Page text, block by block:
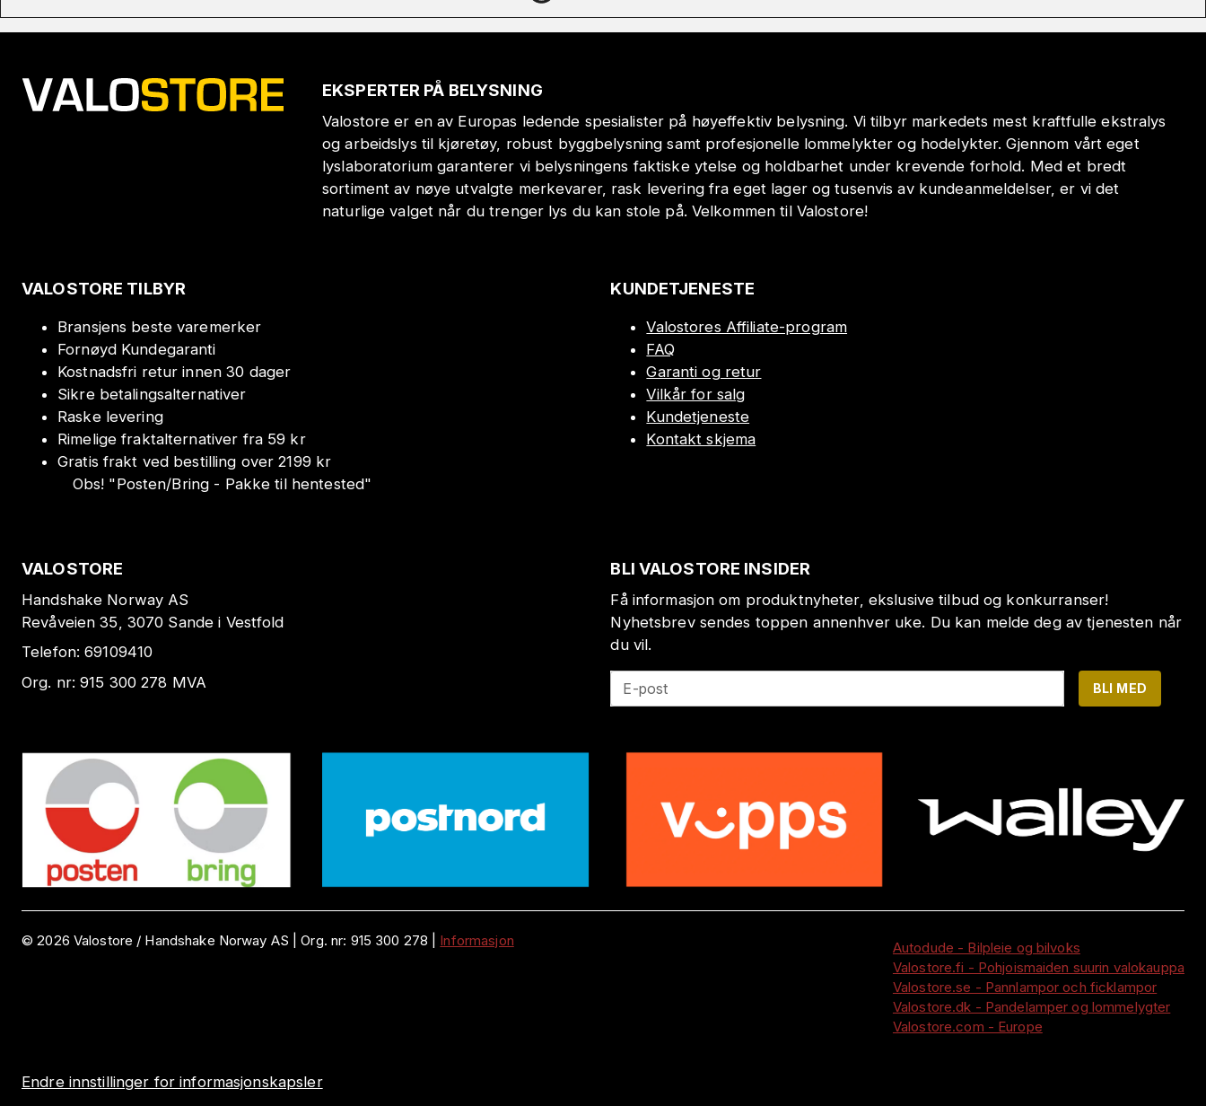
EKSPERTER PÅ BELYSNING
Valostore er en av Europas ledende spesialister på høyeffektiv belysning. Vi tilbyr markedets mest kraftfulle ekstralys
og arbeidslys til kjøretøy, robust byggbelysning samt profesjonelle lommelykter og hodelykter. Gjennom vårt eget
lyslaboratorium garanterer vi belysningens faktiske ytelse og holdbarhet under krevende forhold. Med et bredt
sortiment av nøye utvalgte merkevarer, rask levering fra eget lager og tusenvis av kundeanmeldelser, er vi det
naturlige valget når du trenger lys du kan stole på. Velkommen til Valostore!
VALOSTORE TILBYR
Bransjens beste varemerker
Fornøyd Kundegaranti
Kostnadsfri retur innen 30 dager
Sikre betalingsalternativer
Raske levering
Rimelige fraktalternativer fra 59 kr
Gratis frakt ved bestilling over 2199 kr
Obs! "Posten/Bring - Pakke til hentested"
KUNDETJENESTE
Valostores Affiliate-program
FAQ
Garanti og retur
Vilkår for salg
Kundetjeneste
Kontakt skjema
VALOSTORE
Handshake Norway AS
Revåveien 35, 3070 Sande i Vestfold
Telefon:69109410
Org. nr:915 300 278 MVA
BLI VALOSTORE INSIDER
Få informasjon om produktnyheter, ekslusive tilbud og konkurranser!
Nyhetsbrev sendes toppen annenhver uke. Du kan melde deg av tjenesten når
du vil.
E-post BLI MED
©2026 Valostore / Handshake Norway AS |Org. nr: 915 300 278 Informasjon
Autodude - Bilpleie og bilvoks
Valostore.fi - Pohjoismaiden suurin valokauppa
Valostore.se - Pannlampor och ficklampor
Valostore.dk - Pandelamper og lommelygter
Valostore.com - Europe
Endre innstillinger for informasjonskapsler